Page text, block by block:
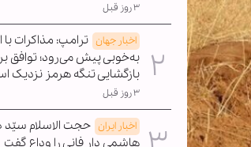
۳ روز قبل
اخبار جهان ترامپ: مذاکرات با
به‌خوبی پیش می‌رود؛ توافق
بازگشایی تنگه هرمز نزدیک
۳ روز قبل
اخبار ایران حجت الاسلام سیّد
هاشمی دار فانی را وداع گفت